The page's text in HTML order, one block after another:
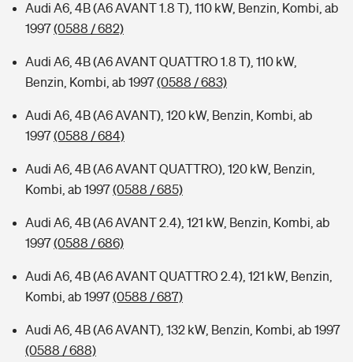
Audi A6, 4B (A6 AVANT 1.8 T), 110 kW, Benzin, Kombi, ab
1997(0588 / 682)
Audi A6, 4B (A6 AVANT QUATTRO 1.8 T), 110 kW,
Benzin, Kombi, ab 1997(0588 / 683)
Audi A6, 4B (A6 AVANT), 120 kW, Benzin, Kombi, ab
1997(0588 / 684)
Audi A6, 4B (A6 AVANT QUATTRO), 120 kW, Benzin,
Kombi, ab 1997(0588 / 685)
Audi A6, 4B (A6 AVANT 2.4), 121 kW, Benzin, Kombi, ab
1997(0588 / 686)
Audi A6, 4B (A6 AVANT QUATTRO 2.4), 121 kW, Benzin,
Kombi, ab 1997(0588 / 687)
Audi A6, 4B (A6 AVANT), 132 kW, Benzin, Kombi, ab 1997
(0588 / 688)